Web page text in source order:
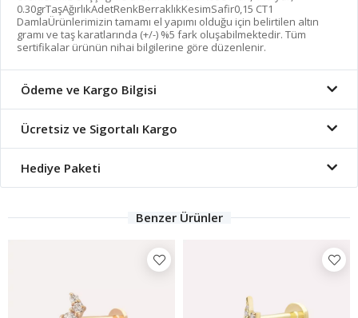
0.30grTaşAğırlıkAdetRenkBerraklıkKesimSafir0,15 CT1
DamlaÜrünlerimizin tamamı el yapımı olduğu için belirtilen altın
gramı ve taş karatlarında (+/-) %5 fark oluşabilmektedir. Tüm
sertifikalar ürünün nihai bilgilerine göre düzenlenir.
Ödeme ve Kargo Bilgisi
Ücretsiz ve Sigortalı Kargo
Hediye Paketi
Benzer Ürünler